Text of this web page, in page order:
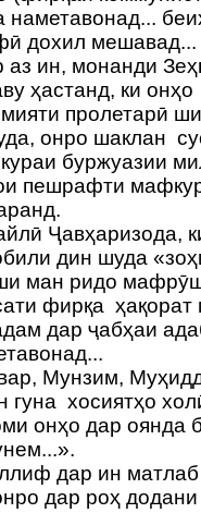
наметавонад...
дохил мешавад...
аз ин, монанди
ҳастанд, ки
пролетарӣ
онро шаклан
буржуазии
пешрафти
Ҷавҳаризода,
дин шуда
ман ридо
фирқа
дар ҷабҳаи
Мунзим,
гуна хосиятҳо
онҳо дар оянда
дар ин
дар роҳ